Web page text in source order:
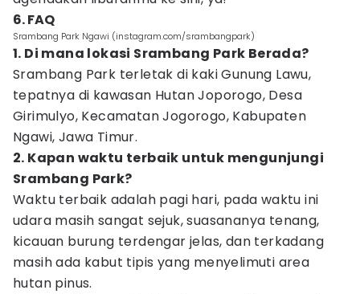
6. FAQ
Srambang Park Ngawi (instagram.com/srambangpark)
1. Di mana lokasi Srambang Park Berada?
Srambang Park terletak di kaki Gunung Lawu,
tepatnya di kawasan Hutan Joporogo, Desa
Girimulyo, Kecamatan Jogorogo, Kabupaten
Ngawi, Jawa Timur.
2. Kapan waktu terbaik untuk mengunjungi
Srambang Park?
Waktu terbaik adalah pagi hari, pada waktu ini
udara masih sangat sejuk, suasananya tenang,
kicauan burung terdengar jelas, dan terkadang
masih ada kabut tipis yang menyelimuti area
hutan pinus.